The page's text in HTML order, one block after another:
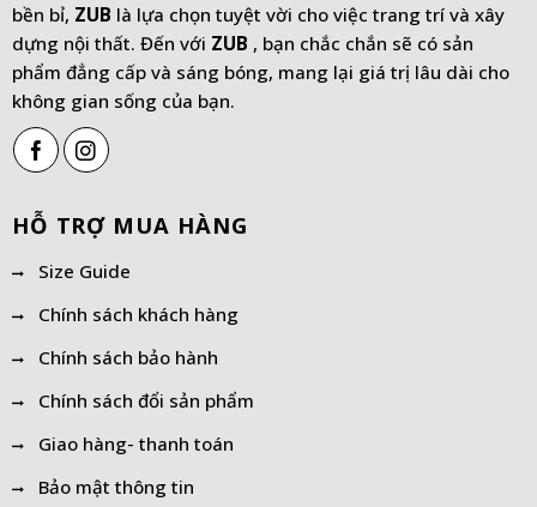
bền bỉ, ZUB là lựa chọn tuyệt vời cho việc trang trí và xây
dựng nội thất. Đến với ZUB , bạn chắc chắn sẽ có sản
phẩm đẳng cấp và sáng bóng, mang lại giá trị lâu dài cho
không gian sống của bạn.
HỖ TRỢ MUA HÀNG
Size Guide
Chính sách khách hàng
Chính sách bảo hành
Chính sách đổi sản phẩm
Giao hàng- thanh toán
Bảo mật thông tin